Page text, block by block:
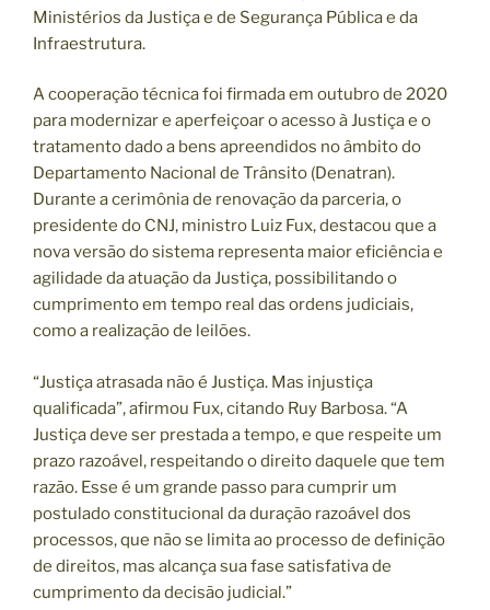
Ministérios da Justiça e de Segurança Pública e da
Infraestrutura.
A cooperação técnica foi firmada em outubro de 2020
para modernizar e aperfeiçoar o acesso à Justiça e o
tratamento dado a bens apreendidos no âmbito do
Departamento Nacional de Trânsito (Denatran).
Durante a cerimônia de renovação da parceria, o
presidente do CNJ, ministro Luiz Fux, destacou que a
nova versão do sistema representa maior eficiência e
agilidade da atuação da Justiça, possibilitando o
cumprimento em tempo real das ordens judiciais,
como a realização de leilões.
“Justiça atrasada não é Justiça. Mas injustiça
qualificada”, afirmou Fux, citando Ruy Barbosa. “A
Justiça deve ser prestada a tempo, e que respeite um
prazo razoável, respeitando o direito daquele que tem
razão. Esse é um grande passo para cumprir um
postulado constitucional da duração razoável dos
processos, que não se limita ao processo de definição
de direitos, mas alcança sua fase satisfativa de
cumprimento da decisão judicial.”